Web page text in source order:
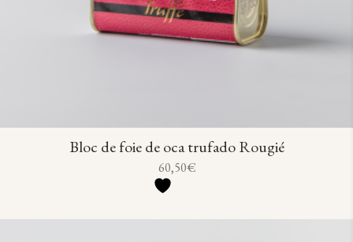
Bloc de foie de oca trufado Rougié
60,50€